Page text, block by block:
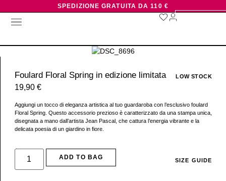
SPEDIZIONE GRATUITA DA 110 €
Foulard Floral Spring in edizione limitata LOW STOCK
19,90 €
Aggiungi un tocco di eleganza artistica al tuo guardaroba con l’esclusivo foulard
Floral Spring. Questo accessorio prezioso è caratterizzato da una stampa unica,
disegnata a mano dall’artista Jean Pascal, che cattura l’energia vibrante e la
delicata poesia di un giardino in fiore.
+ more
SIZE GUIDE
ADD TO BAG